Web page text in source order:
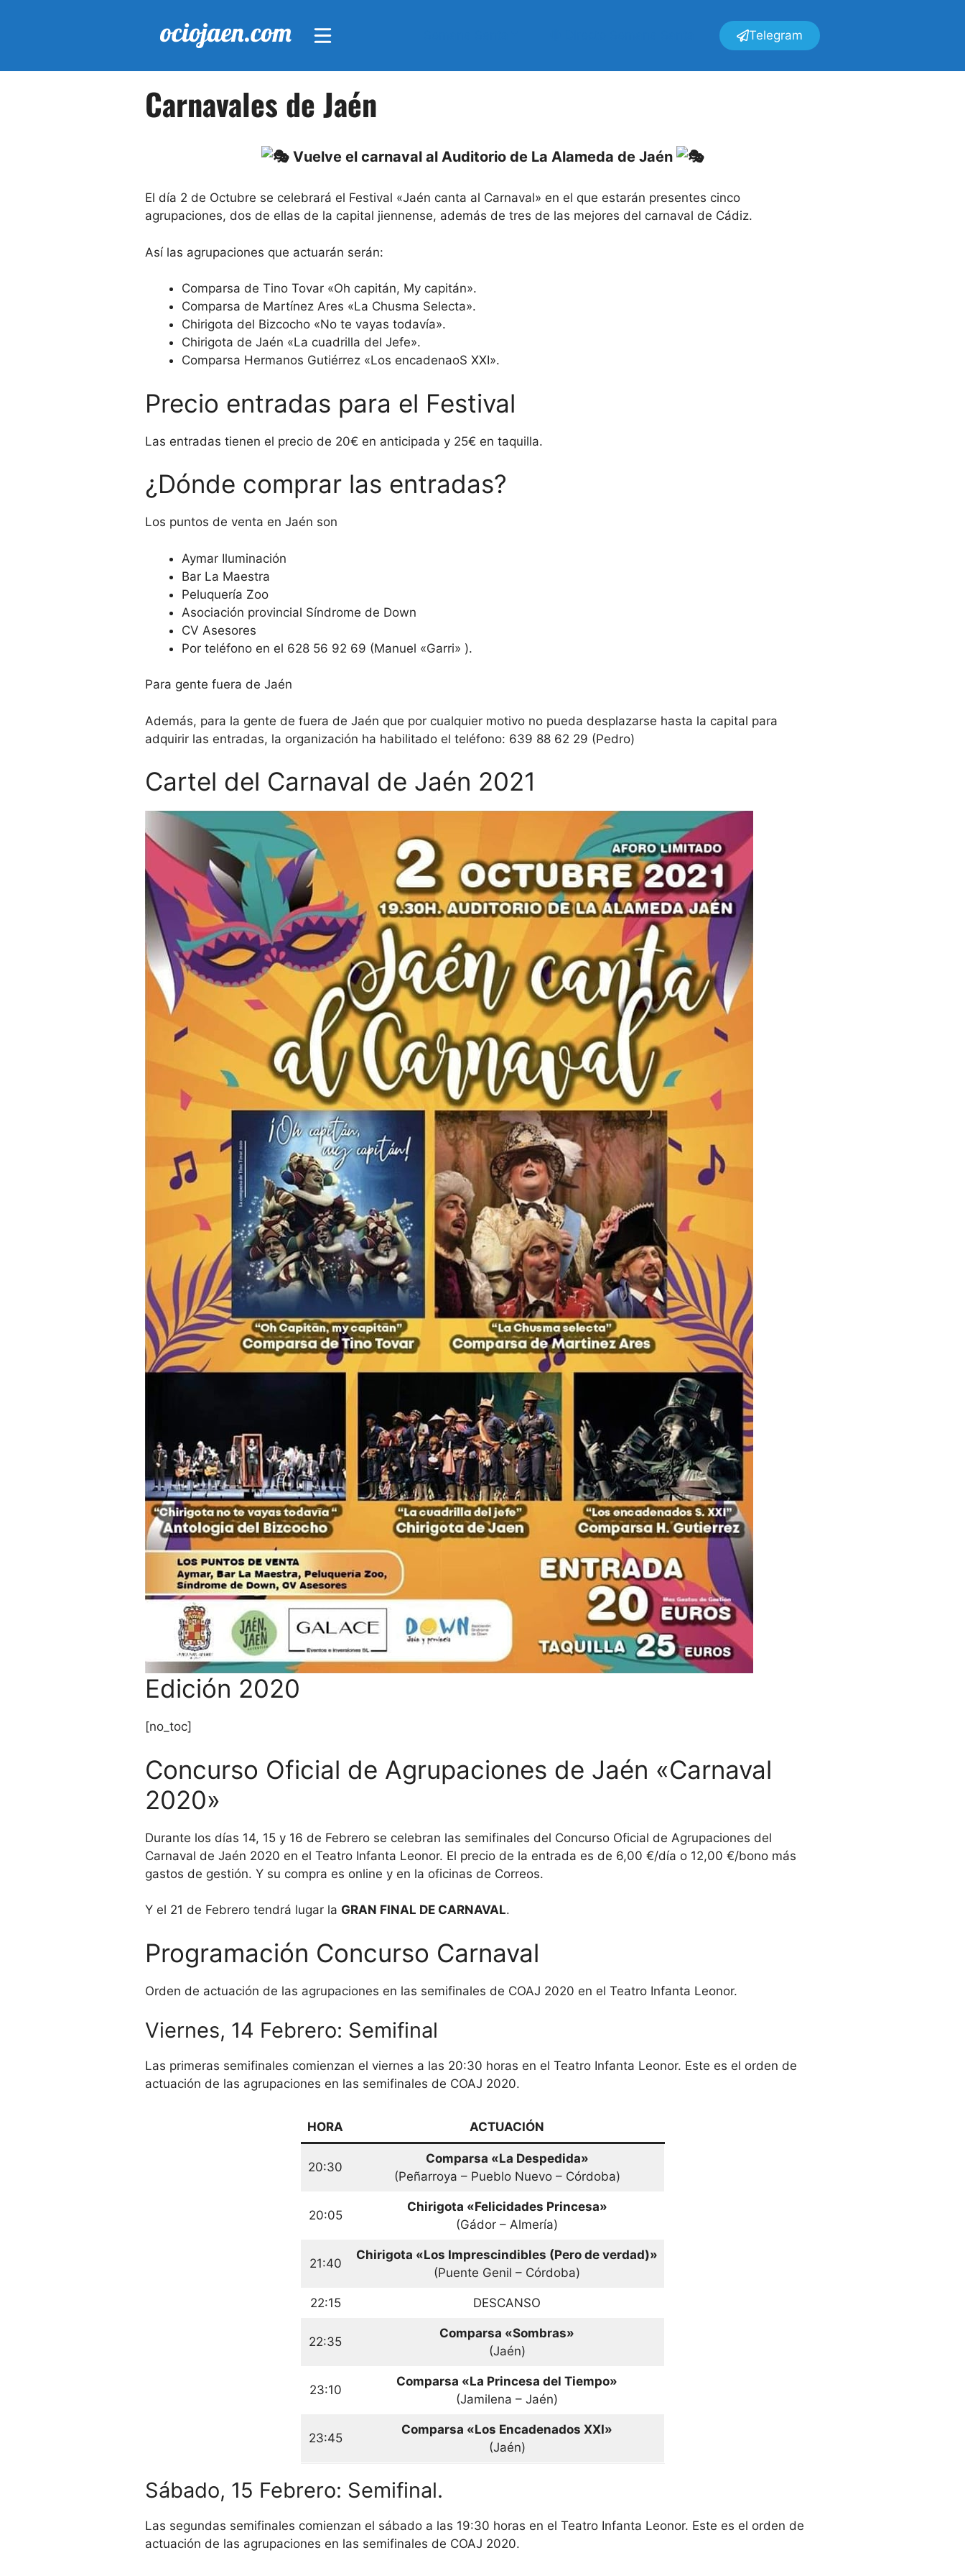
Telegram
Carnavales de Jaén
Vuelve el carnaval al Auditorio de La Alameda de Jaén
El día 2 de Octubre se celebrará el Festival «Jaén canta al Carnaval» en el que estarán presentes cinco
agrupaciones, dos de ellas de la capital jiennense, además de tres de las mejores del carnaval de Cádiz.
Así las agrupaciones que actuarán serán:
Comparsa de Tino Tovar «Oh capitán, My capitán».
Comparsa de Martínez Ares «La Chusma Selecta».
Chirigota del Bizcocho «No te vayas todavía».
Chirigota de Jaén «La cuadrilla del Jefe».
Comparsa Hermanos Gutiérrez «Los encadenaoS XXI».
Precio entradas para el Festival
Las entradas tienen el precio de 20€ en anticipada y 25€ en taquilla.
¿Dónde comprar las entradas?
Los puntos de venta en Jaén son
Aymar Iluminación
Bar La Maestra
Peluquería Zoo
Asociación provincial Síndrome de Down
CV Asesores
Por teléfono en el 628 56 92 69 (Manuel «Garri» ).
Para gente fuera de Jaén
Además, para la gente de fuera de Jaén que por cualquier motivo no pueda desplazarse hasta la capital para
adquirir las entradas, la organización ha habilitado el teléfono: 639 88 62 29 (Pedro)
Cartel del Carnaval de Jaén 2021
Edición 2020
[no_toc]
Concurso Oficial de Agrupaciones de Jaén «Carnaval
2020»
Durante los días 14, 15 y 16 de Febrero se celebran las semifinales del Concurso Oficial de Agrupaciones del
Carnaval de Jaén 2020 en el Teatro Infanta Leonor. El precio de la entrada es de 6,00 €/día o 12,00 €/bono más
gastos de gestión. Y su compra es online y en la oficinas de Correos.
Y el 21 de Febrero tendrá lugar la GRAN FINAL DE CARNAVAL.
Programación Concurso Carnaval
Orden de actuación de las agrupaciones en las semifinales de COAJ 2020 en el Teatro Infanta Leonor.
Viernes, 14 Febrero: Semifinal
Las primeras semifinales comienzan el viernes a las 20:30 horas en el Teatro Infanta Leonor. Este es el orden de
actuación de las agrupaciones en las semifinales de COAJ 2020.
HORA ACTUACIÓN
20:30
Comparsa «La Despedida»
(Peñarroya – Pueblo Nuevo – Córdoba)
20:05
Chirigota «Felicidades Princesa»
(Gádor – Almería)
21:40
Chirigota «Los Imprescindibles (Pero de verdad)»
(Puente Genil – Córdoba)
22:15 DESCANSO
22:35
Comparsa «Sombras»
(Jaén)
23:10
Comparsa «La Princesa del Tiempo»
(Jamilena – Jaén)
23:45
Comparsa «Los Encadenados XXI»
(Jaén)
Sábado, 15 Febrero: Semifinal.
Las segundas semifinales comienzan el sábado a las 19:30 horas en el Teatro Infanta Leonor. Este es el orden de
actuación de las agrupaciones en las semifinales de COAJ 2020.